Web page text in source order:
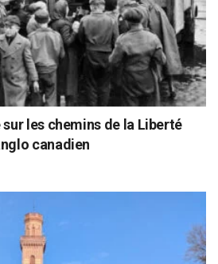
les chemins de la Liberté
canadien